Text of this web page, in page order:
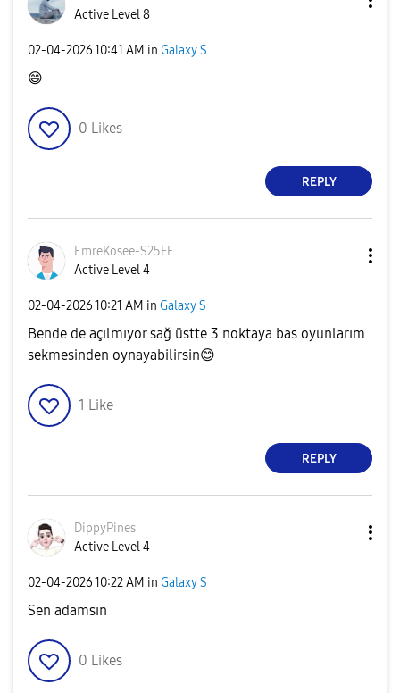
Active Level 8
‎02-04-202610:41 AM in Galaxy S
😄
0 Likes
REPLY
EmreKosee-S25FE
Active Level 4
‎02-04-202610:21 AM in Galaxy S
Bende de açılmıyor sağ üstte 3 noktaya bas oyunlarım
sekmesinden oynayabilirsin😊
1 Like
REPLY
DippyPines
Active Level 4
‎02-04-202610:22 AM in Galaxy S
Sen adamsın
0 Likes